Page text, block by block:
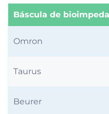
Báscula de
Omron
Taurus
Beurer